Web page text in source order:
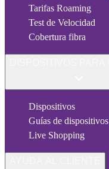
Tarifas Roaming
Test de Velocidad
Cobertura fibra
Dispositivos
Guías de dispositivos
Live Shopping